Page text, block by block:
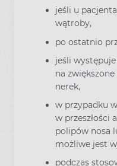
jeśli u
wątroby,
po ostatnio
jeśli
na
nerek,
w przypadku
w przeszłości
polipów nosa
możliwe jest
podczas